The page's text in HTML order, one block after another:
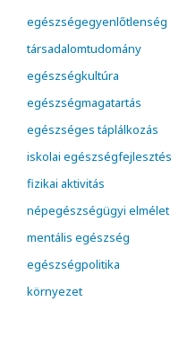
egészségegyenlőtlenség
társadalomtudomány
egészségkultúra
egészségmagatartás
egészséges táplálkozás
iskolai egészségfejlesztés
fizikai aktivitás
népegészségügyi elmélet
mentális egészség
egészségpolitika
környezet